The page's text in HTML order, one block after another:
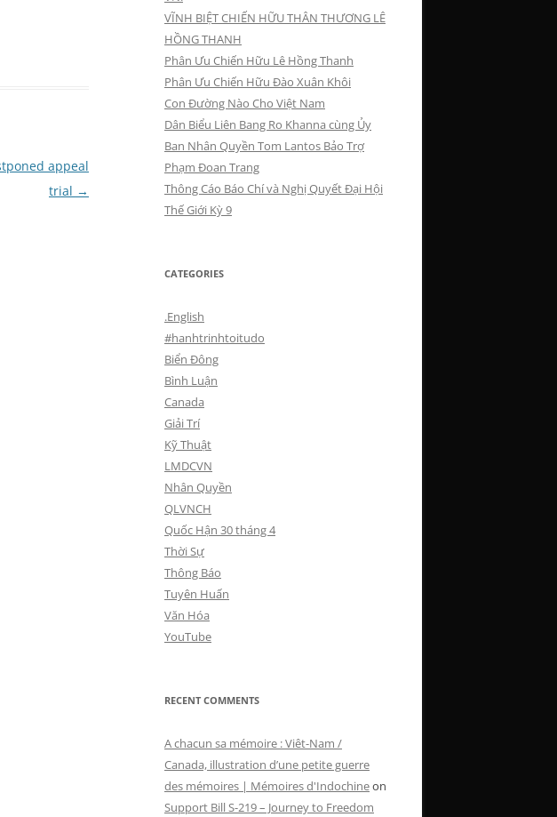
appeal
trial →
VĨNH BIỆT CHIẾN HỮU THÂN THƯƠNG LÊ
HỒNG THANH
Phân Ưu Chiến Hữu Lê Hồng Thanh
Phân Ưu Chiến Hữu Đào Xuân Khôi
Con Đường Nào Cho Việt Nam
Dân Biểu Liên Bang Ro Khanna cùng Ủy
Ban Nhân Quyền Tom Lantos Bảo Trợ
Phạm Đoan Trang
Thông Cáo Báo Chí và Nghị Quyết Đại Hội
Thế Giới Kỳ 9
CATEGORIES
.English
#hanhtrinhtoitudo
Biển Đông
Bình Luận
Canada
Giải Trí
Kỹ Thuật
LMDCVN
Nhân Quyền
QLVNCH
Quốc Hận 30 tháng 4
Thời Sự
Thông Báo
Tuyên Huấn
Văn Hóa
YouTube
RECENT COMMENTS
A chacun sa mémoire : Viêt-Nam /
Canada, illustration d’une petite guerre
des mémoires | Mémoires d'Indochineon
Support Bill S-219 – Journey to Freedom